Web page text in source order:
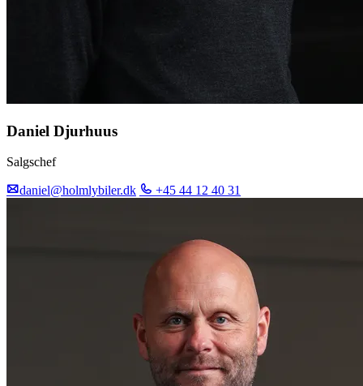
Daniel Djurhuus
Salgschef
daniel@holmlybiler.dk +45 44 12 40 31